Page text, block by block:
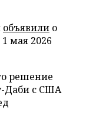
объявили о
мая 2026
решение
Даби с США